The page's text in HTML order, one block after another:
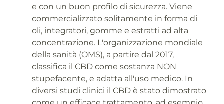
e con un buon profilo di sicurezza. Viene
commercializzato solitamente in forma di
oli, integratori, gomme e estratti ad alta
concentrazione. L'organizzazione mondiale
della sanità (OMS), a partire dal 2017,
classifica il CBD come sostanza NON
stupefacente, e adatta all'uso medico. In
diversi studi clinici il CBD è stato dimostrato